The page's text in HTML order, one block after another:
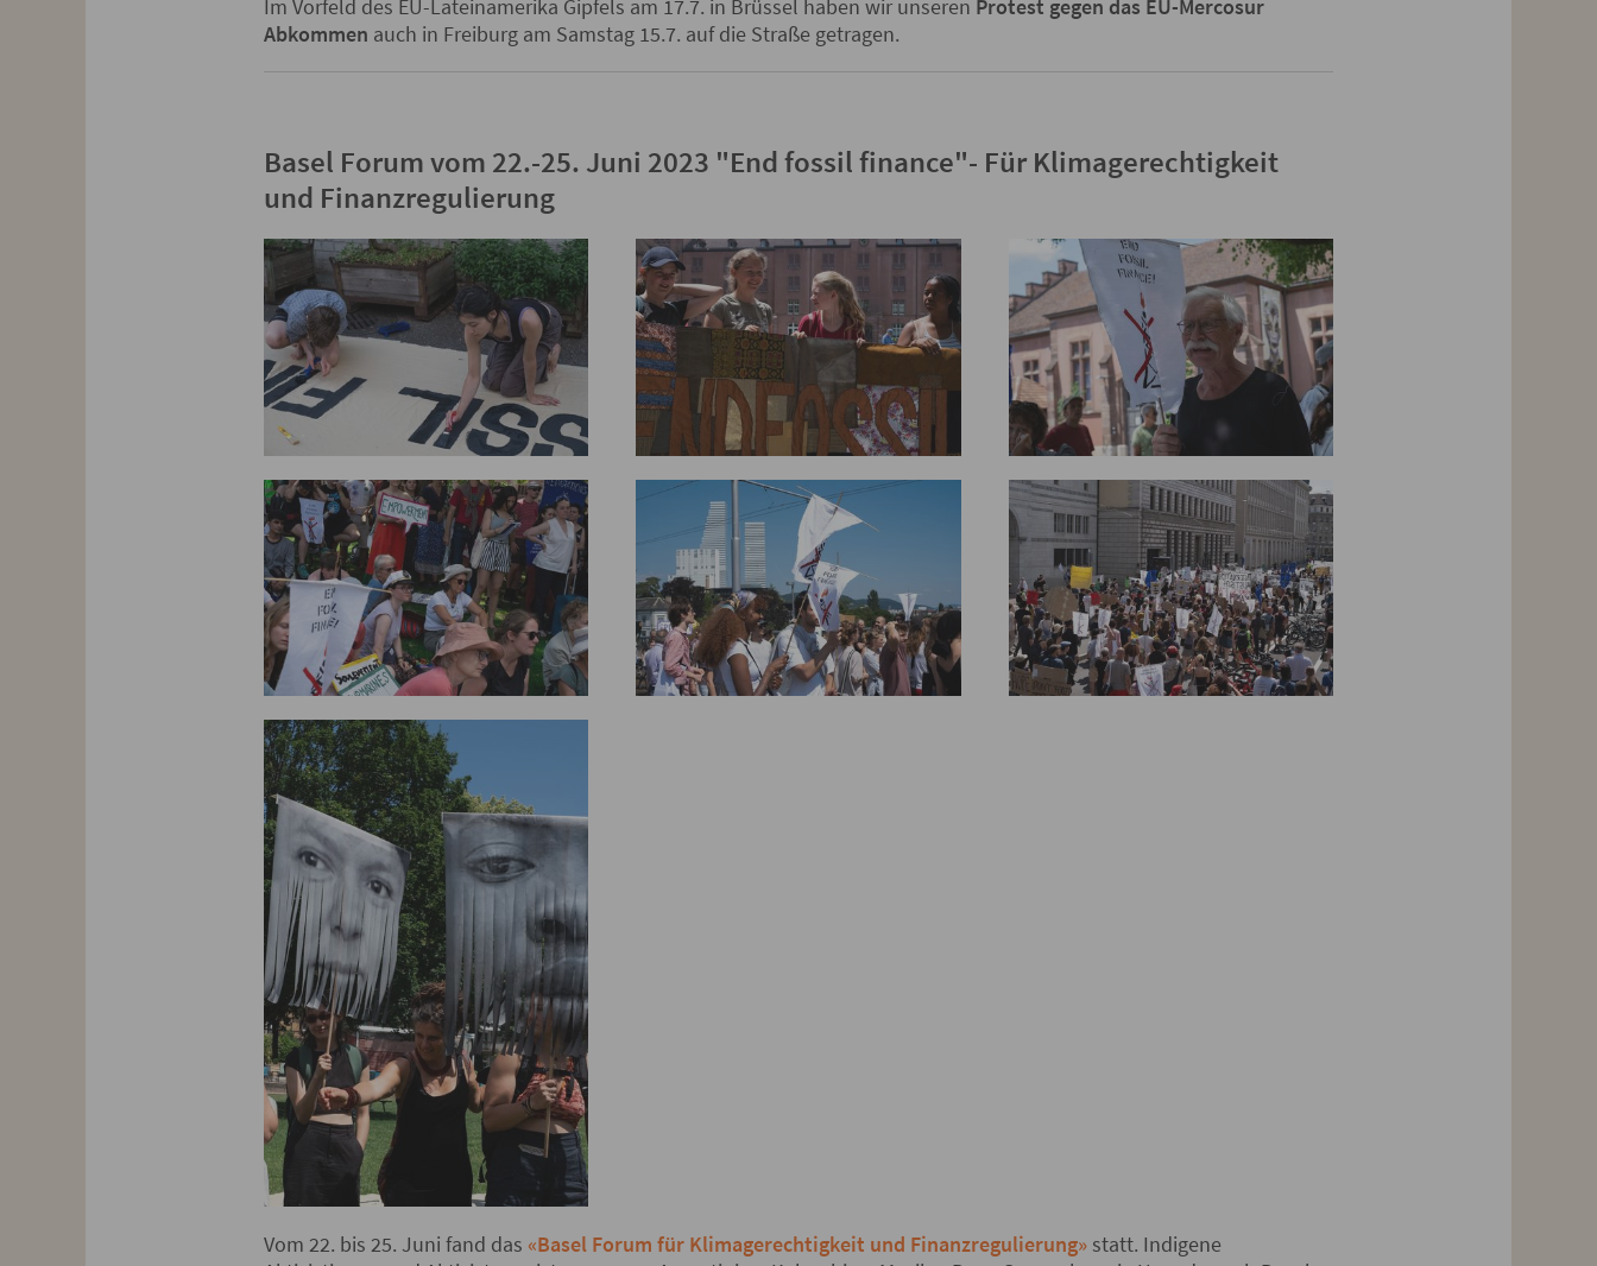
Im Vorfeld des EU-Lateinamerika Gipfels am 17.7. in Brüssel haben wir unseren Protest gegen das EU-Mercosur
Abkommen auch in Freiburg am Samstag 15.7. auf die Straße getragen.
Basel Forum vom 22.-25. Juni 2023 "End fossil finance"- Für Klimagerechtigkeit
und Finanzregulierung
Vom 22. bis 25. Juni fand das «Basel Forum für Klimagerechtigkeit und Finanzregulierung» statt. Indigene